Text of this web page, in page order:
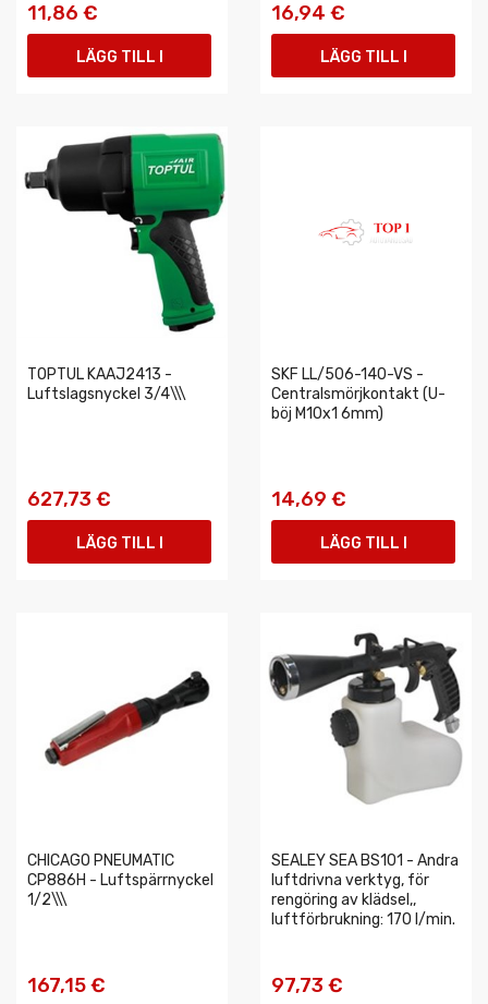
11,86 €
LÄGG TILL I
16,94 €
LÄGG TILL I
TOPTUL KAAJ2413 -
Luftslagsnyckel 3/4\\\
627,73 €
LÄGG TILL I
SKF LL/506-140-VS -
Centralsmörjkontakt (U-
böj M10x1 6mm)
14,69 €
LÄGG TILL I
CHICAGO PNEUMATIC
CP886H - Luftspärrnyckel
1/2\\\
167,15 €
SEALEY SEA BS101 - Andra
luftdrivna verktyg, för
rengöring av klädsel,,
luftförbrukning: 170 l/min.
97,73 €